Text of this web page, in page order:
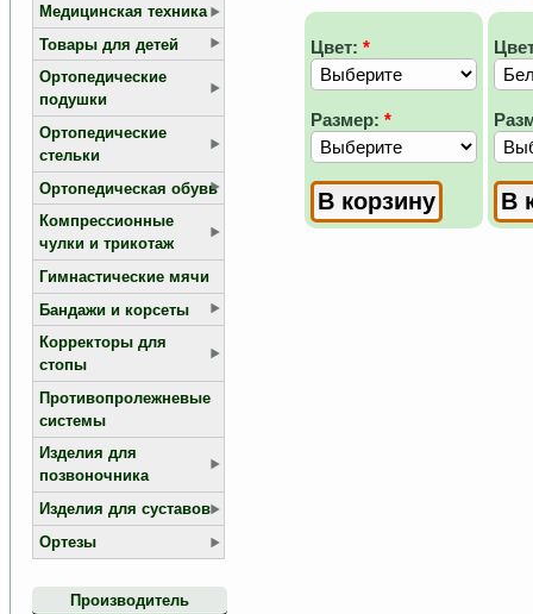
Медицинская техника
Товары для детей
Ортопедические
подушки
Ортопедические
стельки
Ортопедическая обувь
Компрессионные
чулки и трикотаж
Гимнастические мячи
Бандажи и корсеты
Корректоры для
стопы
Противопролежневые
системы
Изделия для
позвоночника
Изделия для суставов
Ортезы
Производитель
Цвет: *
Размер: *